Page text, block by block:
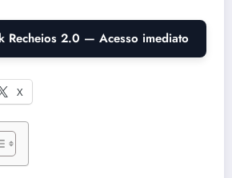
Recheios 2.0 — Acesso imediato
X